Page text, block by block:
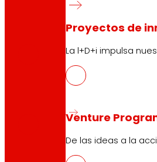
Proyectos de
La l+D+i impulsa
Venture
De las ideas a la